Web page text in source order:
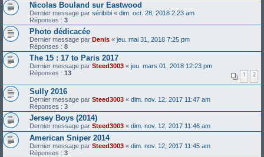
Nicolas Bouland sur Eastwood
Dernier message par séribibi « dim. oct. 28, 2018 2:23 am
Réponses : 3
Photo dédicacée
Dernier message par Denis « jeu. mai 31, 2018 7:25 pm
Réponses : 8
The 15 : 17 to Paris 2017
Dernier message par Steed3003 « jeu. mars 01, 2018 12:23 pm
Réponses : 13 1 2
Sully 2016
Dernier message par Steed3003 « dim. nov. 12, 2017 11:47 am
Réponses : 3
Jersey Boys (2014)
Dernier message par Steed3003 « dim. nov. 12, 2017 11:46 am
American Sniper 2014
Dernier message par Steed3003 « dim. nov. 12, 2017 11:45 am
Réponses : 3